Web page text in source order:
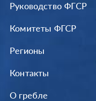
Руководство ФГСР
Комитеты ФГСР
Регионы
Контакты
О гребле